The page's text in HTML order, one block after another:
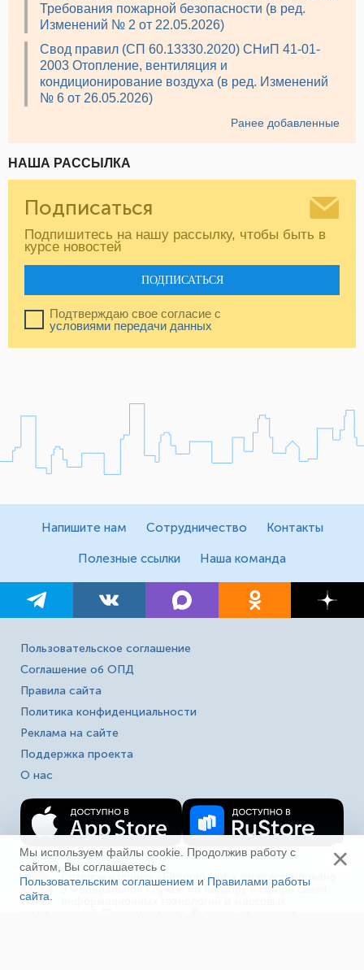
Требования пожарной безопасности (в ред.
Изменений № 2 от 22.05.2026)
Свод правил (СП 60.13330.2020) СНиП 41-01-
2003 Отопление, вентиляция и
кондиционирование воздуха (в ред. Изменений
№ 6 от 26.05.2026)
Ранее добавленные
НАША РАССЫЛКА
Подписаться
Подпишитесь на нашу рассылку, чтобы быть в
курсе новостей
ПОДПИСАТЬСЯ
Подтверждаю свое согласие с
условиями передачи данных
Напишите нам Сотрудничество Контакты
Полезные ссылки Наша команда
Пользовательское соглашение
Соглашение об ОПД
Правила сайта
Политика конфиденциальности
Реклама на сайте
Поддержка проекта
О нас
16+
Сетевое издание «Fireman.club» зарегистрировано
в Федеральной службе по надзору в сфере связи,
Мы используем файлы cookie. Продолжив работу с
сайтом, Вы соглашаетесь с
Пользовательским соглашением и Правилами работы
сайта
×